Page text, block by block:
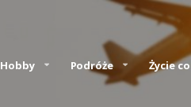
Hobby Podróże Życie